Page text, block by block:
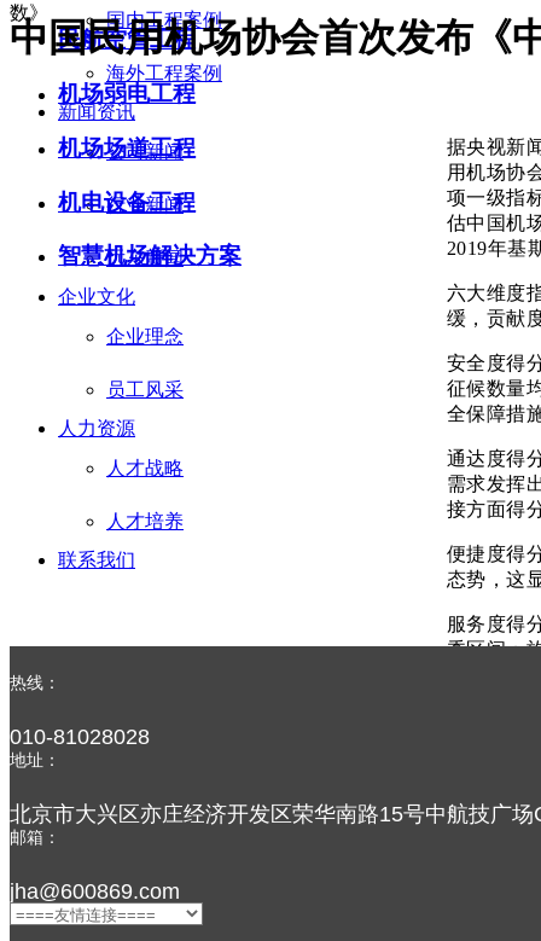
国内工程案例
海外工程案例
新闻资讯
公司新闻
行业新闻
远东新闻
企业文化
企业理念
员工风采
人力资源
人才战略
人才培养
联系我们
数》
民航空管工程
机场弱电工程
机场场道工程
机电设备工程
智慧机场解决方案
中国民用机场协会首次发布《
据央视新
用机场协
项一级指
估中国机
2019年基
六大维度
缓，贡献
安全度得
征候数量
全保障措
通达度得
需求发挥
接方面得
便捷度得
态势，这
服务度得
秀区间；
贡献度得
热线：
010-81028028
地址：
北京市大兴区亦庄经济开发区荣华南路15号中航技广场
邮箱：
jha@600869.com